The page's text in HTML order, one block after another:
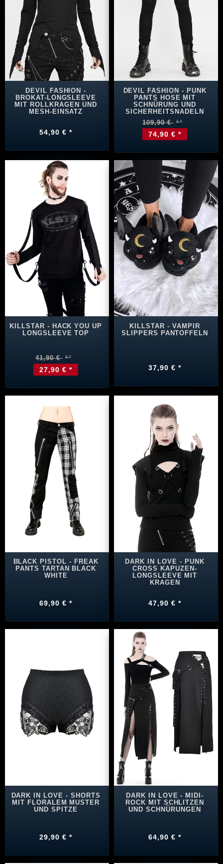
DEVIL FASHION -
BROKAT-LONGSLEEVE
MIT ROLLKRAGEN UND
MESH-EINSATZ
54,90 € *
DEVIL FASHION - PUNK
PANTS HOSE MIT
SCHNÜRUNG UND
SICHERHEITSNADELN
109,90 €
74,90 € *
KILLSTAR - HACK YOU UP
LONGSLEEVE TOP
41,90 €
27,90 € *
KILLSTAR - VAMPIR
SLIPPERS PANTOFFELN
37,90 € *
BLACK PISTOL - FREAK
PANTS TARTAN BLACK
WHITE
69,90 € *
DARK IN LOVE - PUNK
CROSS KAPUZEN-
LONGSLEEVE MIT
KRAGEN
47,90 € *
DARK IN LOVE - SHORTS
MIT FLORALEM MUSTER
UND SPITZE
29,90 € *
DARK IN LOVE - MIDI-
ROCK MIT SCHLITZEN
UND SCHNÜRUNGEN
64,90 € *